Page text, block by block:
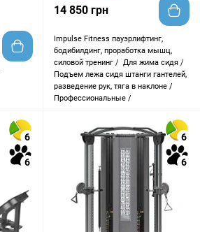
14 850 грн
Impulse Fitness пауэрлифтинг,
бодибилдинг, проработка мышц,
силовой тренинг / Для жима сидя /
Подъем лежа сидя штанги гантелей,
разведение рук, тяга в наклоне /
Профессиональные /
6
6
6
6